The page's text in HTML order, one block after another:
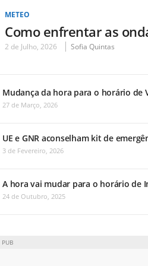
METEO
Como enfrentar as
2 de Julho, 2026 Sofia Quintas
Mudança da hora para o horário de
27 de Março, 2026
UE e GNR aconselham kit de
3 de Fevereiro, 2026
A hora vai mudar para o horário de
24 de Outubro, 2025
PUB